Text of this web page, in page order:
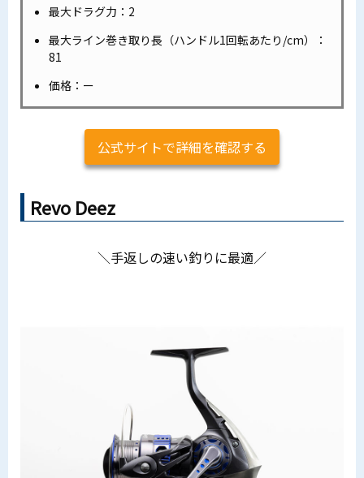
最大ドラグ力：2
最大ライン巻き取り長（ハンドル1回転あたり/cm）：
81
価格：ー
公式サイトで詳細を確認する
Revo Deez
＼手返しの速い釣りに最適／